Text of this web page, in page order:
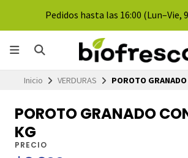
Pedidos hasta las 16:00 (Lun–Vie,
Inicio VERDURAS POROTO
POROTO GRANADO
KG
PRECIO